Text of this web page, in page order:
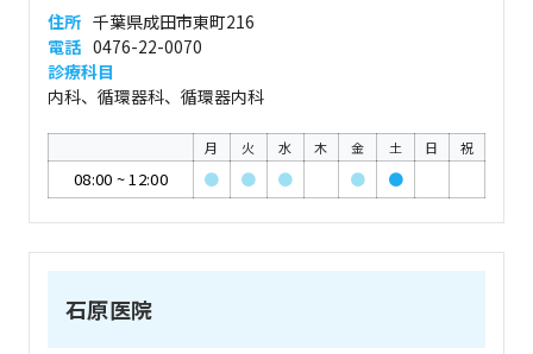
住所 千葉県成田市東町216
電話 0476-22-0070
診療科目
内科、循環器科、循環器内科
月 火 水 木 金 土 日 祝
08:00 ~12:00 ● ● ● ● ●
石原医院